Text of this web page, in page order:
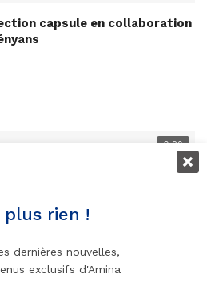
capsule en collaboration
0:29
plus rien !
dernières nouvelles,
exclusifs d'Amina